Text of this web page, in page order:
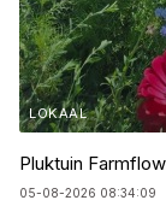
LOKAAL
Pluktuin
05-08-2026 08:34:09